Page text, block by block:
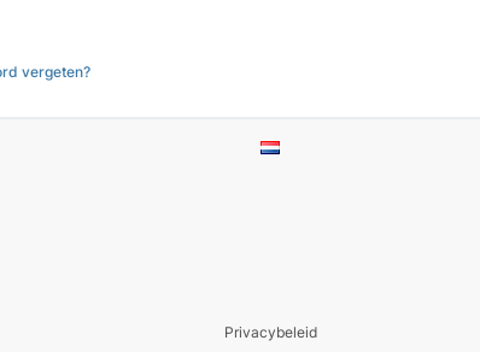
vergeten?
Privacybeleid